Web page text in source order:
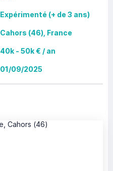
Expérimenté (+ de 3 ans)
Cahors (46), France
40k - 50k € / an
01/09/2025